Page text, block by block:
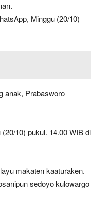
Minggu (20/10)
anak, Prabasworo
10) pukul. 14.00 WIB di
makaten kaaturaken.
sedoyo kulowargo